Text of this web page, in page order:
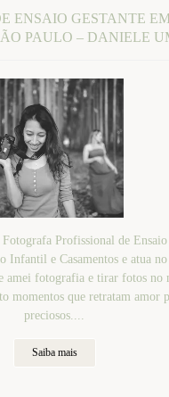
ENSAIO GESTANTE
PAULO – DANIELE
Profissional de Ensaio
Infantil e Casamentos e atua
amei fotografia e tirar fotos no
momentos que retratam amor
preciosos....
Saiba mais